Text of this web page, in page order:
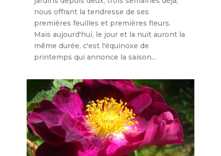
nous offrant la tendresse de ses
premières feuilles et premières fleurs.
Mais aujourd'hui, le jour et la nuit auront la
même durée, c'est l'équinoxe de
printemps qui annonce la saison...